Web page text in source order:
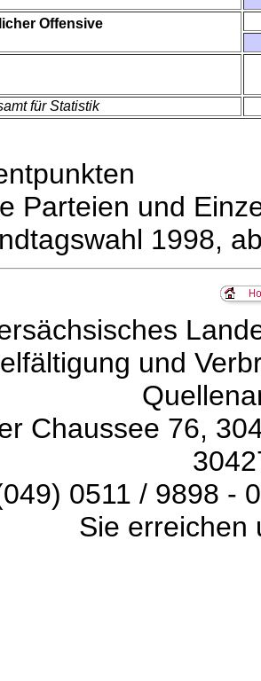
Offensive
für Statistik
Parteien und
1998,
und
Chaussee 76,
0511 / 9898 -
Sie